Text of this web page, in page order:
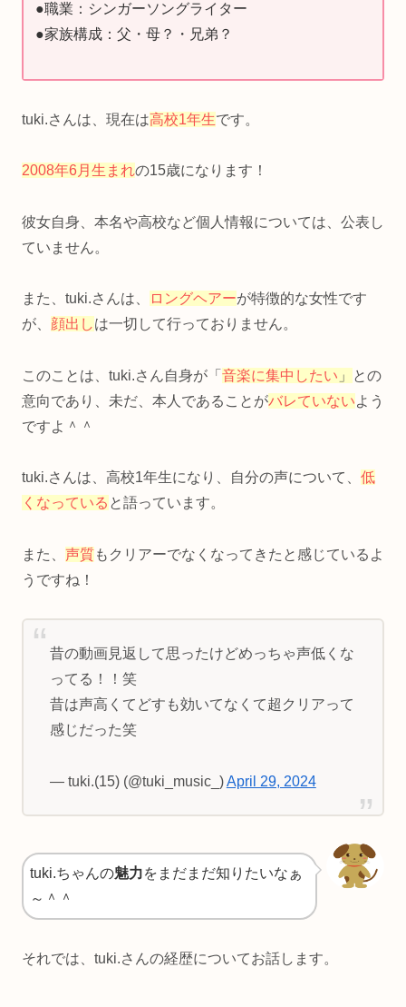
●職業：シンガーソングライター
●家族構成：父・母？・兄弟？
tuki.さんは、現在は高校1年生です。
2008年6月生まれの15歳になります！
彼女自身、本名や高校など個人情報については、公表し
ていません。
また、tuki.さんは、 ロングヘアーが特徴的な女性です
が、 顔出しは一切して行っておりません。
このことは、tuki.さん自身が「 音楽に集中したい 」
との
意向であり、未だ、本人であることがバレていないよう
ですよ＾＾
tuki.さんは、高校1年生になり、自分の声について、 低
くなっている と語っています。
また、 声質もクリアーでなくなってきたと感じているよ
うですね！
昔の動画見返して思ったけどめっちゃ声低くな
ってる！！笑
昔は声高くてどすも効いてなくて超クリアって
感じだった笑
— tuki.(15) (@tuki_music_)April 29, 2024
tuki.ちゃんの魅力をまだまだ知りたいなぁ
～＾＾
それでは、tuki.さんの経歴についてお話します。